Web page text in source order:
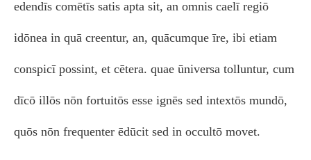
edendīs comētīs satis apta sit, an omnis caelī regiō
idōnea in quā creentur, an, quācumque īre, ibi etiam
conspicī possint, et cētera. quae ūniversa tolluntur, cum
dīcō illōs nōn fortuitōs esse ignēs sed intextōs mundō,
quōs nōn frequenter ēdūcit sed in occultō movet.